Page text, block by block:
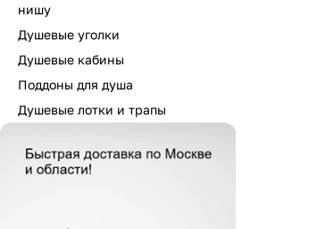
нишу
Душевые уголки
Душевые кабины
Поддоны для душа
Душевые лотки и трапы